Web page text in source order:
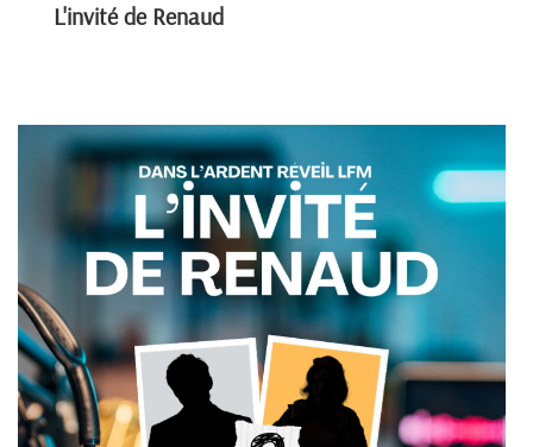
L'invité de Renaud